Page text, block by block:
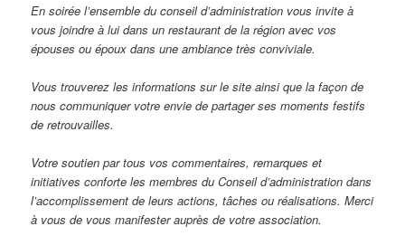
En soirée l’ensemble du conseil d’administration vous invite à
vous joindre à lui dans un restaurant de la région avec vos
épouses ou époux dans une ambiance très conviviale.
Vous trouverez les informations sur le site ainsi que la façon de
nous communiquer votre envie de partager ses moments festifs
de retrouvailles.
Votre soutien par tous vos commentaires, remarques et
initiatives conforte les membres du Conseil d’administration dans
l’accomplissement de leurs actions, tâches ou réalisations. Merci
à vous de vous manifester auprès de votre association.